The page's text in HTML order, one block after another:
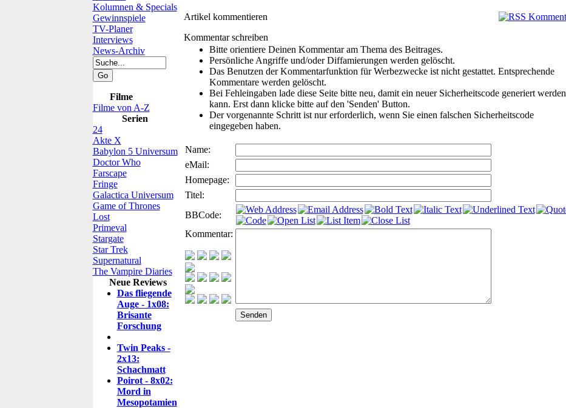
Kolumnen & Specials
Gewinnspiele
TV-Planer
Interviews
News-Archiv
Filme
Filme von A-Z
Serien
24
Akte X
Babylon 5 Universum
Doctor Who
Farscape
Fringe
Galactica Universum
Game of Thrones
Lost
Primeval
Stargate
Star Trek
Supernatural
The Vampire Diaries
Neue Reviews
Das fliegende
Auge - 1x08:
Brisante
Forschung
Twin Peaks -
2x13:
Schachmatt
Poirot - 8x02:
Mord in
Mesopotamien
Artikel kommentieren
Kommentar schreiben
Bitte orientiere Deinen Kommentar am Thema des Beitrages.
Persönliche Angriffe und/oder Diffamierungen werden gelöscht.
Das Benutzen der Kommentarfunktion für Werbezwecke ist nicht gestattet. Entsprechende
Kommentare werden gelöscht.
Bei Fehleingaben lade diese Seite bitte neu, damit ein neuer Sicherheitscode generiert werden
kann. Erst dann klicke bitte auf den 'Senden' Button.
Der vorgenannte Schritt ist nur erforderlich, wenn Sie einen falschen Sicherheitscode
eingegeben haben.
Name:
eMail:
Homepage:
Titel:
BBCode:
Kommentar: